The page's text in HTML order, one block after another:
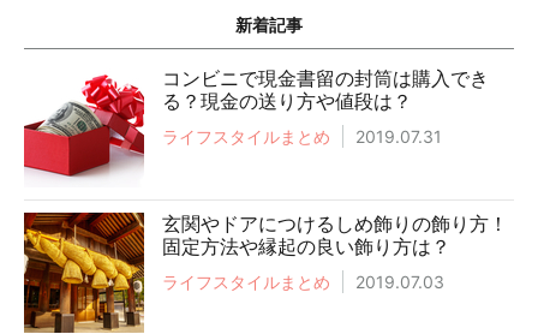
新着記事
コンビニで現金書留の封筒は購入でき
る？現金の送り方や値段は？
ライフスタイルまとめ 2019.07.31
玄関やドアにつけるしめ飾りの飾り方！
固定方法や縁起の良い飾り方は？
ライフスタイルまとめ 2019.07.03